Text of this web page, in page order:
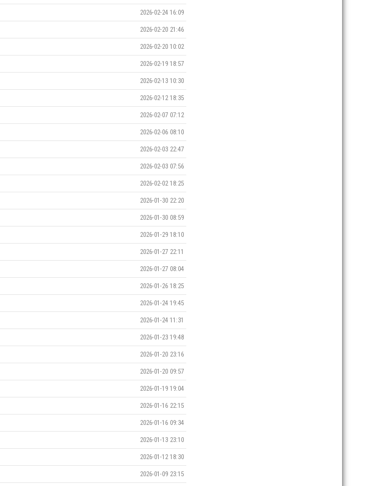
2026-02-24 16:09
2026-02-20 21:46
2026-02-20 10:02
2026-02-19 18:57
2026-02-13 10:30
2026-02-12 18:35
2026-02-07 07:12
2026-02-06 08:10
2026-02-03 22:47
2026-02-03 07:56
2026-02-02 18:25
2026-01-30 22:20
2026-01-30 08:59
2026-01-29 18:10
2026-01-27 22:11
2026-01-27 08:04
2026-01-26 18:25
2026-01-24 19:45
2026-01-24 11:31
2026-01-23 19:48
2026-01-20 23:16
2026-01-20 09:57
2026-01-19 19:04
2026-01-16 22:15
2026-01-16 09:34
2026-01-13 23:10
2026-01-12 18:30
2026-01-09 23:15